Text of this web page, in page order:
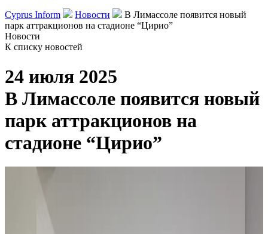
Cyprus Inform Новости
В Лимассоле появится новый
парк аттракционов на стадионе “Цирио”
Новости
К списку новостей
24 июля 2025
В Лимассоле появится новый
парк аттракционов на
стадионе “Цирио”